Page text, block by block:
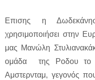
Επισης η
χρησιμοποιήσει στην
μας Μανώλη
ομάδα της Ροδου το
Αμστερνταμ, γεγονός